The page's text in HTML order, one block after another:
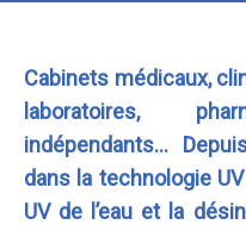
NOUS
Cabinets médicaux,
laboratoires,
indépendants…
dans la technologie
UV de l’eau et la